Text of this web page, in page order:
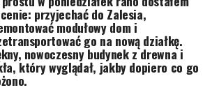
przyjechać do Zalesia,
modułowy dom i
go na nową działkę.
nowoczesny budynek z drewna i
który wyglądał, jakby dopiero co go